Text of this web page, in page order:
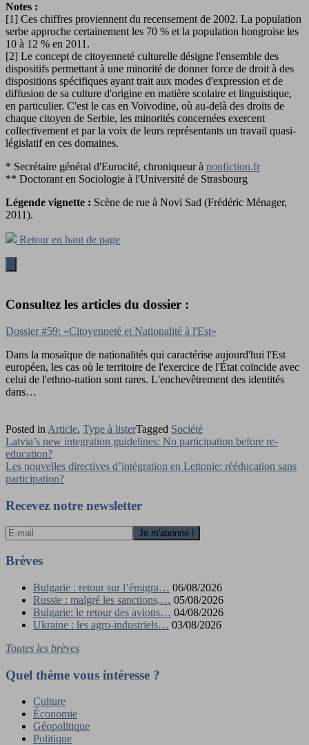
Notes :
[1] Ces chiffres proviennent du recensement de 2002. La population
serbe approche certainement les 70 % et la population hongroise les
10 à 12 % en 2011.
[2] Le concept de citoyenneté culturelle désigne l'ensemble des
dispositifs permettant à une minorité de donner force de droit à des
dispositions spécifiques ayant trait aux modes d'expression et de
diffusion de sa culture d'origine en matière scolaire et linguistique,
en particulier. C'est le cas en Voïvodine, où au-delà des droits de
chaque citoyen de Serbie, les minorités concernées exercent
collectivement et par la voix de leurs représentants un travail quasi-
législatif en ces domaines.
* Secrétaire général d'Eurocité, chroniqueur à nonfiction.fr
** Doctorant en Sociologie à l'Université de Strasbourg
Légende vignette : Scène de rue à Novi Sad (Frédéric Ménager,
2011).
Retour en haut de page
Consultez les articles du dossier :
Dossier #59: «Citoyenneté et Nationalité à l'Est»
Dans la mosaïque de nationalités qui caractérise aujourd'hui l'Est
européen, les cas où le territoire de l'exercice de l'État coïncide avec
celui de l'ethno-nation sont rares. L'enchevêtrement des identités
dans…
Posted in Article, Type à listerTagged Société
Navigation
de
l’article
Latvia’s new integration guidelines: No participation before re-
education?
Les nouvelles directives d’intégration en Lettonie: rééducation sans
participation?
Recevez notre newsletter
Brèves
Bulgarie : retour sur l’émigra… 06/08/2026
Russie : malgré les sanctions,… 05/08/2026
Bulgarie: le retour des avions… 04/08/2026
Ukraine : les agro-industriels… 03/08/2026
Toutes les brèves
Quel thème vous intéresse ?
Culture
Économie
Géopolitique
Politique